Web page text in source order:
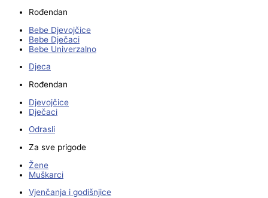
Rođendan
Bebe Djevojčice
Bebe Dječaci
Bebe Univerzalno
Djeca
Rođendan
Djevojčice
Dječaci
Odrasli
Za sve prigode
Žene
Muškarci
Vjenčanja i godišnjice